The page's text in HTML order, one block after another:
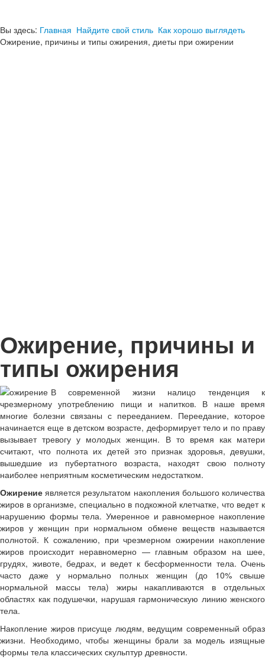
Вы здесь: Главная Найдите свой стиль Как хорошо выглядеть
Ожирение, причины и типы ожирения, диеты при ожирении
Ожирение, причины и
типы ожирения
В современной жизни налицо тенденция к
чрезмерному употреблению пищи и напитков. В наше время
многие болезни связаны с перееданием. Переедание, которое
начинается еще в детском возрасте, деформирует тело и по праву
вызывает тревогу у молодых женщин. В то время как матери
считают, что полнота их детей это признак здоровья, девушки,
вышедшие из пубертатного возраста, находят свою полноту
наиболее неприятным косметическим недостатком.
Ожирение является результатом накопления большого количества
жиров в организме, специально в подкожной клетчатке, что ведет к
нарушению формы тела. Умеренное и равномерное накопление
жиров у женщин при нормальном обмене веществ называется
полнотой. К сожалению, при чрезмерном ожирении накопление
жиров происходит неравномерно — главным образом на шее,
грудях, животе, бедрах, и ведет к бесформенности тела. Очень
часто даже у нормально полных женщин (до 10% свыше
нормальной массы тела) жиры накапливаются в отдельных
областях как подушечки, нарушая гармоническую линию женского
тела.
Накопление жиров присуще людям, ведущим современный образ
жизни. Необходимо, чтобы женщины брали за модель изящные
формы тела классических скульптур древности.